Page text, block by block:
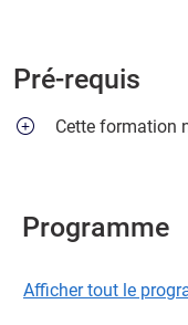
Pré-requis
Cette formation
Programme
Afficher tout le